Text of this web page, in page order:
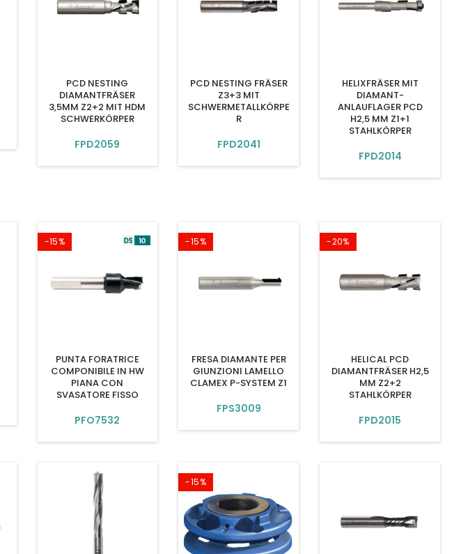
PCD NESTING
DIAMANTFRÄSER
3,5MM Z2+2 MIT HDM
SCHWERKÖRPER
FPD2059
PCD NESTING FRÄSER
Z3+3 MIT
SCHWERMETALLKÖRPE
R
FPD2041
HELIXFRÄSER MIT
DIAMANT-
ANLAUFLAGER PCD
H2,5 MM Z1+1
STAHLKÖRPER
FPD2014
-15%
PUNTA FORATRICE
COMPONIBILE IN HW
PIANA CON
SVASATORE FISSO
PFO7532
-15%
FRESA DIAMANTE PER
GIUNZIONI LAMELLO
CLAMEX P-SYSTEM Z1
FPS3009
-20%
HELICAL PCD
DIAMANTFRÄSER H2,5
MM Z2+2
STAHLKÖRPER
FPD2015
-15%